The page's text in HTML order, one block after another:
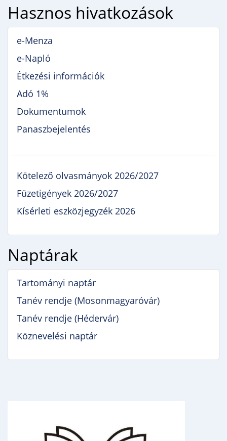
Hasznos hivatkozások
e-Menza
e-Napló
Étkezési információk
Adó 1%
Dokumentumok
Panaszbejelentés
Kötelező olvasmányok 2026/2027
Füzetigények 2026/2027
Kísérleti eszközjegyzék 2026
Naptárak
Tartományi naptár
Tanév rendje (Mosonmagyaróvár)
Tanév rendje (Hédervár)
Köznevelési naptár